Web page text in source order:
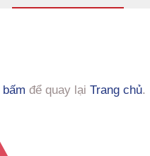
bấm để quay lại Trang chủ.